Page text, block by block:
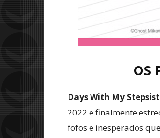
OS
Days With My
2022 e finalmente
fofos e inesperados